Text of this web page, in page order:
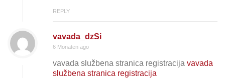
REPLY
vavada_dzSi
6 Monaten ago
vavada službena stranica registracija vavada
službena stranica registracija